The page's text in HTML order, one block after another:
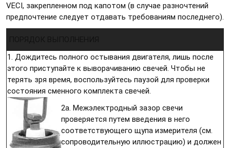
VECI, закрепленном под капотом (в случае разночтений
предпочтение следует отдавать требованиям последнего).
1. Дождитесь полного остывания двигателя, лишь после
этого приступайте к выворачиванию свечей. Чтобы не
терять зря время, воспользуйтесь паузой для проверки
состояния сменного комплекта свечей.
2a. Межэлектродный зазор свечи
проверяется путем введения в него
соответствующего щупа измерителя (см.
сопроводительную иллюстрацию) и должен